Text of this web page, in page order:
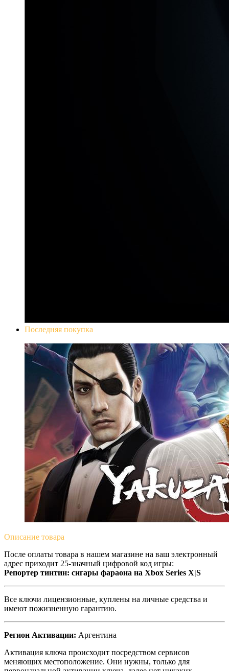
Последняя покупка
Описание товара
После оплаты товара в нашем магазине на ваш электронный
адрес приходит 25-значный цифровой код игры:
Репортер тинтин: сигары фараона на Xbox Series X|S
Все ключи лицензионные, куплены на личные средства и
имеют пожизненную гарантию.
Регион Активации: Аргентина
Активация ключа происходит посредством сервисов
меняющих местоположение. Они нужны, только для